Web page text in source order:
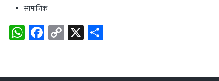
सामाजिक
WhatsApp
Facebook
Copy
Link
X